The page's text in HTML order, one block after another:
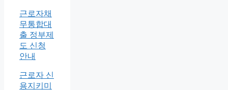
근로자채
무통합대
출 정부제
도 신청
안내
근로자 신
용지키미